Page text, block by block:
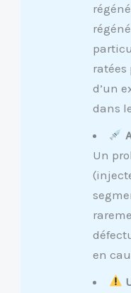
ratées
d’un
dans
Un
en